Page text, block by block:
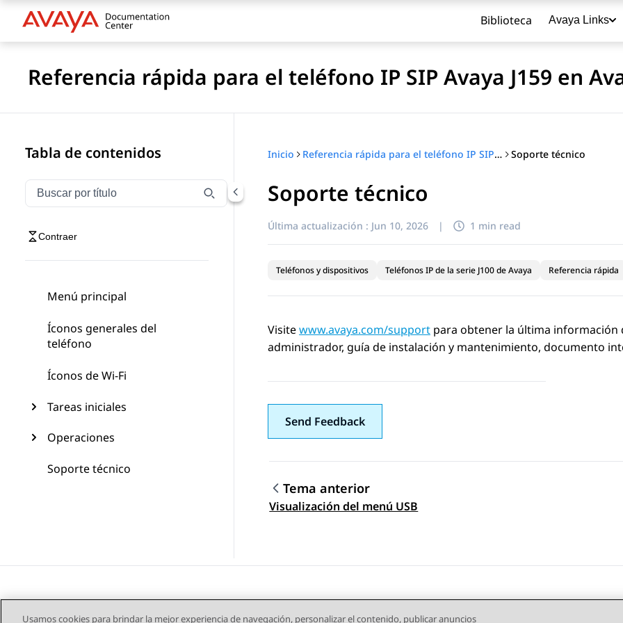
Biblioteca Avaya Links
Referencia rápida para el teléfono IP SIP Avaya J159 en
Tabla de contenidos
Filtrar navegación por título
Escriba para filtrar los elementos de navegación por título
Contraer
Menú principal
Íconos generales del
teléfono
Íconos de Wi-Fi
Tareas iniciales
Operaciones
Soporte técnico
Inicio Referencia rápida para el teléfono IP SIP Avaya J159 en Avaya Aura® Soporte técnico
Soporte técnico
Última actualización : Jun 10, 2026 | 1 min read
Teléfonos y dispositivos Teléfonos IP de la serie J100 de Avaya Referencia rápida
Visitewww.avaya.com/support para obtener la última información
administrador, guía de instalación y mantenimiento, documento
Send Feedback
Navegación de tema
Tema anterior
Visualización del menú USB
Usamos cookies para brindar la mejor experiencia de navegación, personalizar el contenido, publicar anuncios